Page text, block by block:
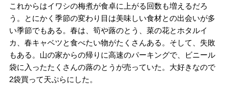
これからはイワシの梅煮が食卓に上がる回数も増えるだろ
う。とにかく季節の変わり目は美味しい食材との出会いが多
い季節でもある。春は、筍や蕗のとう、菜の花とホタルイ
カ、春キャベツと食べたい物がたくさんある。そして、失敗
もある。山の家からの帰りに高速のパーキングで、ビニール
袋に入ったたくさんの蕗のとうが売っていた。大好きなので
2袋買って天ぷらにした。